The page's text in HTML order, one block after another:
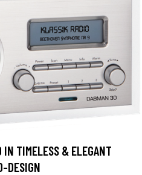
IN TIMELESS & ELEGANT
DESIGN